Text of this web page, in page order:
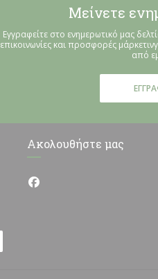
Μείνετε
Εγγραφείτε στο ενημερωτικό μας
επικοινωνίες και προσφορές
από
Ακολουθήστε μας
Facebook ((ανοίγει σε